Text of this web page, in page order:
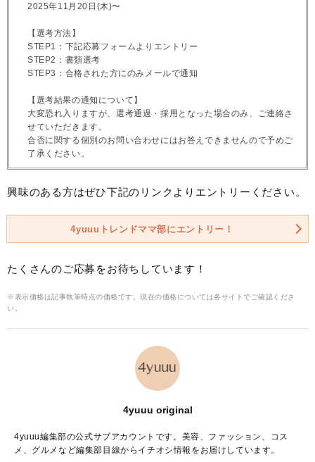
2025年11月20日(木)〜
【選考方法】
STEP1：下記応募フォームよりエントリー
STEP2：書類選考
STEP3：合格された方にのみメールで通知
【選考結果の通知について】
大変恐れ入りますが、選考通過・採用となった場合のみ、ご連絡さ
せていただきます。
合否に関する個別のお問い合わせにはお答えできませんので予めご
了承ください。
興味のある方はぜひ下記のリンクよりエントリーください。
4yuuuトレンドママ部にエントリー！
たくさんのご応募をお待ちしています！
※表示価格は記事執筆時点の価格です。現在の価格については各サイトでご確認くださ
い。
4yuuu original
4yuuu編集部の公式サブアカウントです。美容、ファッション、コス
メ、グルメなど編集部目線からイチオシ情報をお届けしています。